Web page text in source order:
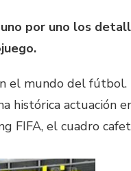
por uno los
el mundo del fútbol.
histórica actuación
FIFA, el cuadro